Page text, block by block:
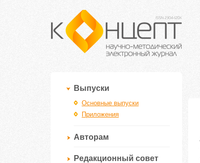
Выпуски
Основные выпуски
Приложения
Авторам
Редакционный совет